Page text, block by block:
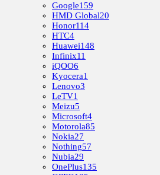
Google159
HMD Global20
Honor114
HTC4
Huawei148
Infinix11
iQOO6
Kyocera1
Lenovo3
LeTV1
Meizu5
Microsoft4
Motorola85
Nokia27
Nothing57
Nubia29
OnePlus135